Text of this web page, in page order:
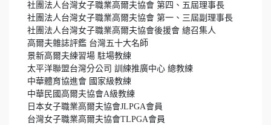
社團法人台灣女子職業高爾夫協會 第四、五屆理事長
社團法人台灣女子職業高爾夫協會 第一、三屆副理事長
社團法人台灣女子職業高爾夫協會後援會 總召集人
高爾夫雜誌評鑑 台灣五十大名師
景新高爾夫練習場 駐場教練
太平洋聯盟台灣分公司 訓練推廣中心 總教練
中華體育協進會 國家級教練
中華民國高爾夫協會A級教練
日本女子職業高爾夫協會JLPGA會員
台灣女子職業高爾夫協會TLPGA會員